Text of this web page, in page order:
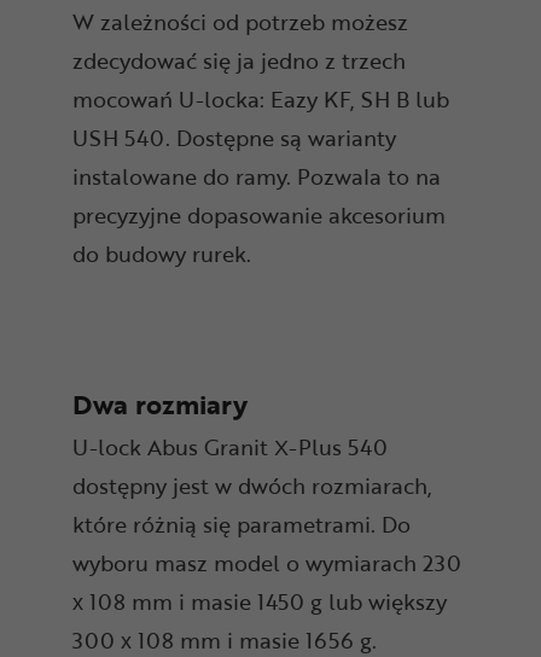
W zależności od potrzeb możesz
zdecydować się ja jedno z trzech
mocowań U-locka: Eazy KF, SH B lub
USH 540. Dostępne są warianty
instalowane do ramy. Pozwala to na
precyzyjne dopasowanie akcesorium
do budowy rurek.
Dwa rozmiary
U-lock Abus Granit X-Plus 540
dostępny jest w dwóch rozmiarach,
które różnią się parametrami. Do
wyboru masz model o wymiarach 230
x 108 mm i masie 1450 g lub większy
300 x 108 mm i masie 1656 g.